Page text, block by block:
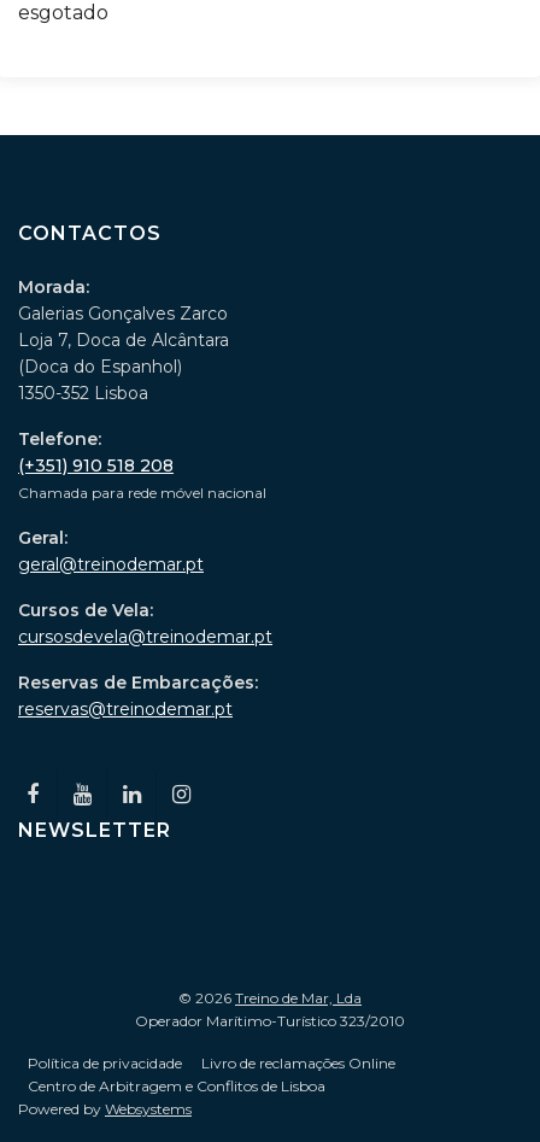
esgotado
CONTACTOS
Morada:
Galerias Gonçalves Zarco
Loja 7, Doca de Alcântara
(Doca do Espanhol)
1350-352 Lisboa
Telefone:
(+351) 910 518 208
Chamada para rede móvel nacional
Geral:
geral@treinodemar.pt
Cursos de Vela:
cursosdevela@treinodemar.pt
Reservas de Embarcações:
reservas@treinodemar.pt
NEWSLETTER
© 2026 Treino de Mar, Lda
Operador Marítimo-Turístico 323/2010
Política de privacidade
Livro de reclamações Online
Centro de Arbitragem e Conflitos de Lisboa
Powered by Websystems